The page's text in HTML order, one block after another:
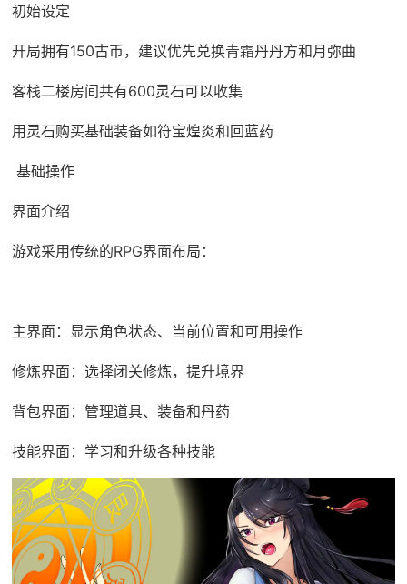
初始设定
开局拥有150古币，建议优先兑换青霜丹丹方和月弥曲
客栈二楼房间共有600灵石可以收集
用灵石购买基础装备如符宝煌炎和回蓝药
基础操作
界面介绍
游戏采用传统的RPG界面布局：
主界面：显示角色状态、当前位置和可用操作
修炼界面：选择闭关修炼，提升境界
背包界面：管理道具、装备和丹药
技能界面：学习和升级各种技能